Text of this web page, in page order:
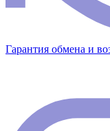
Гарантия обмена и